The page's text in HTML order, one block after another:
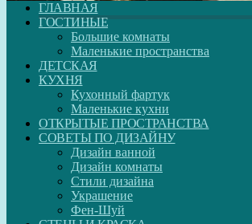
ГЛАВНАЯ
ГОСТИНЫЕ
Большие комнаты
Маленькие пространства
ДЕТСКАЯ
КУХНЯ
Кухонный фартук
Маленькие кухни
ОТКРЫТЫЕ ПРОСТРАНСТВА
СОВЕТЫ ПО ДИЗАЙНУ
Дизайн ванной
Дизайн комнаты
Стили дизайна
Украшение
Фен-Шуй